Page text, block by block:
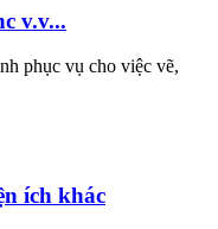
v.v...
phục vụ cho việc vẽ,
ích khác